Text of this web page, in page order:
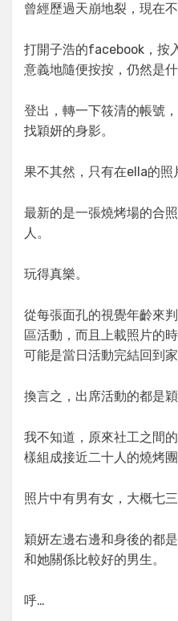
曾經歷過天崩地裂，現在不
打開子浩的facebook，按
意義地隨便按按，仍然是什
登出，轉一下筱清的帳號
找穎妍的身影。
果不其然，只有在ella的照
最新的是一張燒烤場的合
人。
玩得真樂。
從每張面孔的視覺年齡來
區活動，而且上載照片的
可能是當日活動完結回到家
換言之，出席活動的都是
我不知道，原來社工之間
樣組成接近二十人的燒烤團
照片中有男有女，大概七
穎妍左邊右邊和身後的都
和她關係比較好的男生。
呼…